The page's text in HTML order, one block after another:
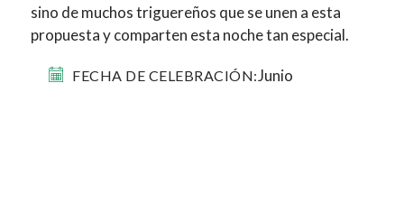
sino de muchos triguereños que se unen a esta
propuesta y comparten esta noche tan especial.
FECHA DE CELEBRACIÓN:Junio